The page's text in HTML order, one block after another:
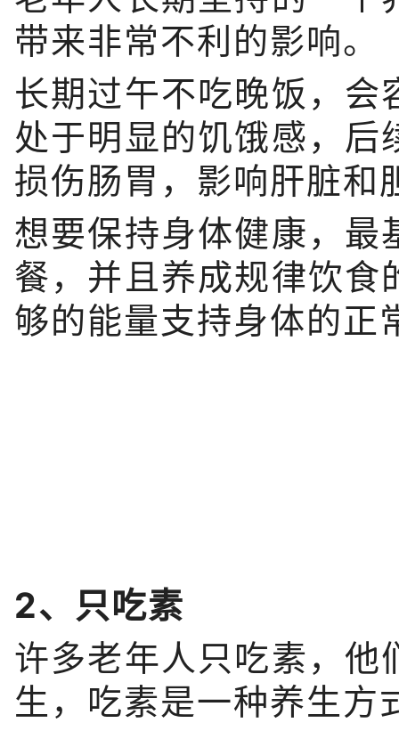
带来非常不利的影响。
长期过午不吃晚饭，会
处于明显的饥饿感，后
损伤肠胃，影响肝脏和
想要保持身体健康，最
餐，并且养成规律饮食
够的能量支持身体的正
2、只吃素
许多老年人只吃素，他
生，吃素是一种养生方